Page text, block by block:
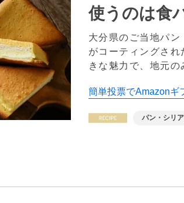
使うのは食
大分県のご当地パ
がコーティングさ
きな魅力で、地元
簡単投票でAmazonギ
パン・シリ